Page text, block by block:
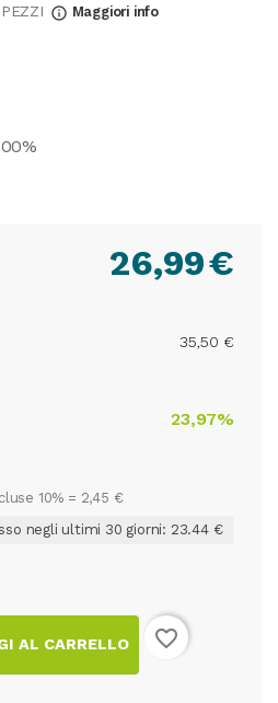
info_outline Maggiori info
€
26,99
35,50 €
23,97%
10% = 2,45 €
negli ultimi 30 giorni: 23.44 €
AL CARRELLO favorite_border